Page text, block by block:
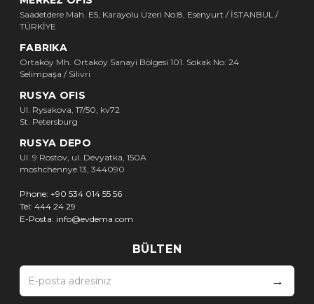
Saadetdere Mah. E5, Karayolu Üzeri No:8, Esenyurt / İSTANBUL /
TÜRKİYE
FABRIKA
Ortaköy Mh. Ortaköy Sanayi Bölgesi 101. Sokak No: 24
Selimpaşa / Silivri
RUSYA OFIS
Ul. Rysakova, 17/50, kv72
St. Petersburg
RUSYA DEPO
Ul. 9 Rostov, ul. Devyatka, 150A
moshchennye 13, 344090
Phone: +90 534 014 55 56
Tel: 444 24 29
E-Posta: info@evdema.com
BÜLTEN
→